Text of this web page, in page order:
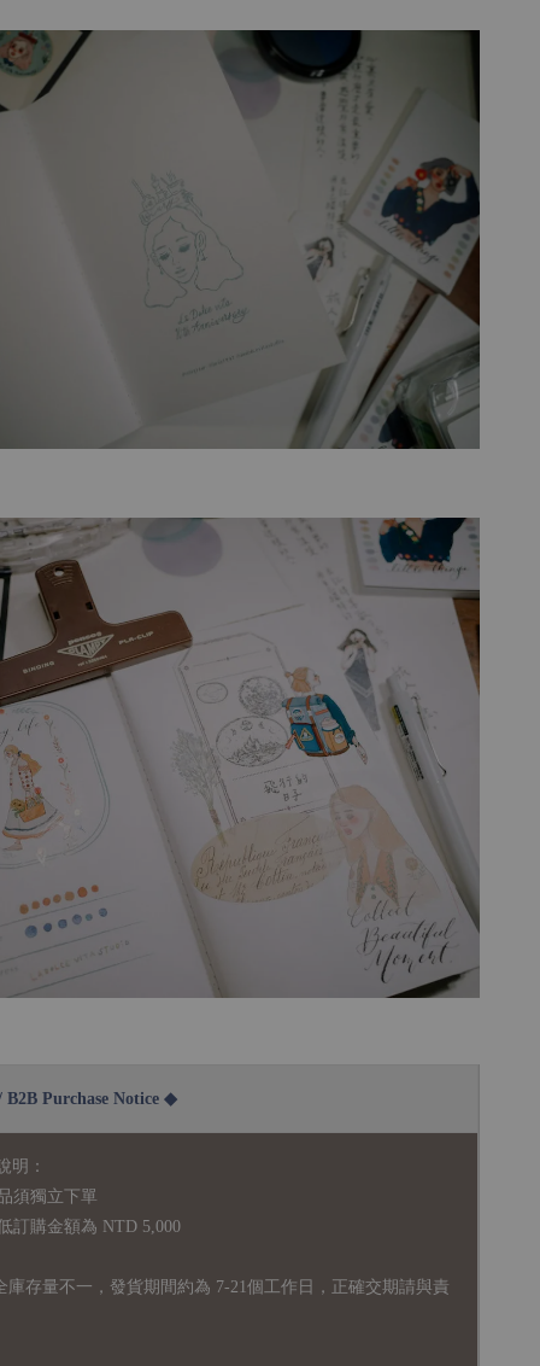
Purchase Notice ◆
明：
須獨立下單
購金額為 NTD 5,000
存量不一，發貨期間約為 7-21個工作日，正確交期請與責